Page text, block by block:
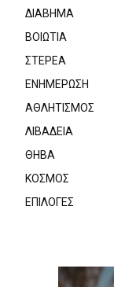
ΔΙΑΒΗΜΑ
ΒΟΙΩΤΙΑ
ΣΤΕΡΕΑ
ΕΝΗΜΕΡΩΣΗ
ΑΘΛΗΤΙΣΜΟΣ
ΛΙΒΑΔΕΙΑ
ΘΗΒΑ
ΚΟΣΜΟΣ
ΕΠΙΛΟΓΕΣ